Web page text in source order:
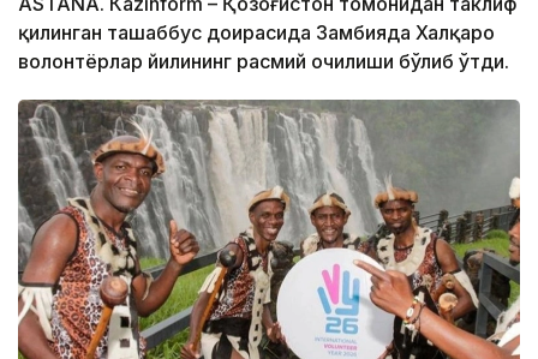
қилинган ташаббус доирасида Замбияда Халқаро
волонтёрлар йилининг расмий очилиши бўлиб ўтди.